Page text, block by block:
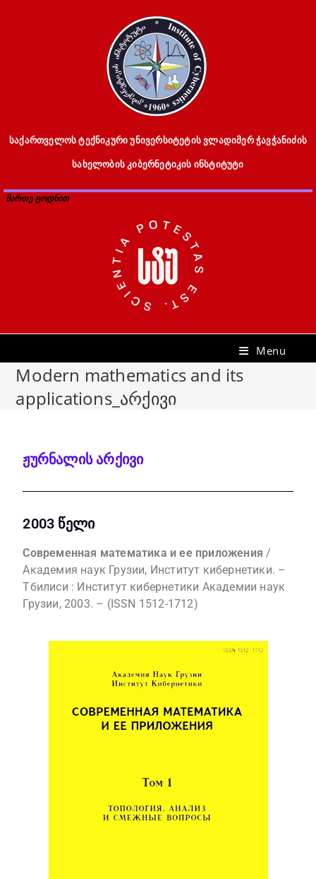
საქართველოს ტექნიკური უნივერსიტეტის ვლადიმერ ჭავჭანიძის
სახელობის კიბერნეტიკის ინსტიტუტი
მართე ცოდნით
Menu
Modern mathematics and its
applications_არქივი
ჟურნალის არქივი
2003 წელი
Современная математика и ее приложения /
Академия наук Грузии, Институт кибернетики. –
Тбилиси : Институт кибернетики Академии наук
Грузии, 2003. – (ISSN 1512-1712)